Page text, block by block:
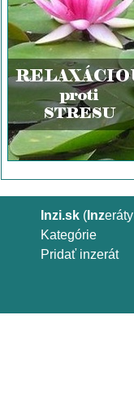
Inzi.sk ( Inzeráty
Kategórie
Pridať inzerát